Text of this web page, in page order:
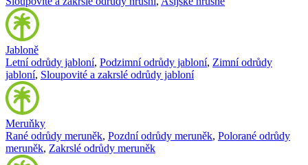
Jabloně
Letní odrůdy jabloní, Podzimní odrůdy jabloní, Zimní odrůdy
jabloní, Sloupovité a zakrslé odrůdy jabloní
Meruňky
Rané odrůdy meruněk, Pozdní odrůdy meruněk, Polorané odrůdy
meruněk, Zakrslé odrůdy meruněk